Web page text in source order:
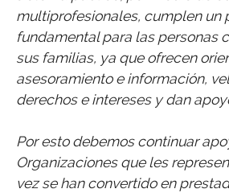
multiprofesionales, cumplen un
fundamental para las personas
sus familias, ya que ofrecen
asesoramiento e información,
derechos e intereses y dan
Por esto debemos continuar
Organizaciones que les
vez se han convertido en